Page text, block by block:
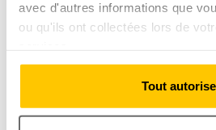
avec d'autres informations que
ou qu'ils ont collectées lors de
Tout